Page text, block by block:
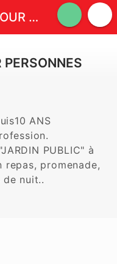
AIDE A DOMICILE POUR PERSONNES AGEES
ANS
PUBLIC" à
repas, promenade,
de nuit..